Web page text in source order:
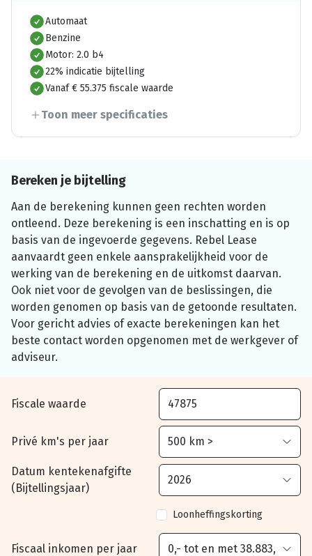
Automaat
Benzine
Motor: 2.0 b4
22% indicatie bijtelling
Vanaf € 55.375 fiscale waarde
Toon meer specificaties
Bereken je bijtelling
Aan de berekening kunnen geen rechten worden
ontleend. Deze berekening is een inschatting en is op
basis van de ingevoerde gegevens. Rebel Lease
aanvaardt geen enkele aansprakelijkheid voor de
werking van de berekening en de uitkomst daarvan.
Ook niet voor de gevolgen van de beslissingen, die
worden genomen op basis van de getoonde resultaten.
Voor gericht advies of exacte berekeningen kan het
beste contact worden opgenomen met de werkgever of
adviseur.
Fiscale waarde
Privé km's per jaar
Datum kentekenafgifte
(Bijtellingsjaar)
Loonheffingskorting
Fiscaal inkomen per jaar